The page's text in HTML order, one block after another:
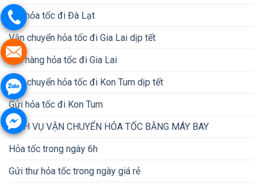
Gửi hỏa tốc đi Đà Lạt
Vận chuyển hỏa tốc đi Gia Lai dịp tết
Gửi hàng hỏa tốc đi Gia Lai
Vận chuyển hỏa tốc đi Kon Tum dịp tết
Gửi hỏa tốc đi Kon Tum
DỊCH VỤ VẬN CHUYỂN HỎA TỐC BẰNG MÁY BAY
Hỏa tốc trong ngày 6h
Gửi thư hỏa tốc trong ngày giá rẻ